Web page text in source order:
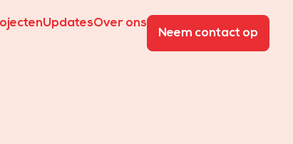
UpdatesOver ons
Neem contact op